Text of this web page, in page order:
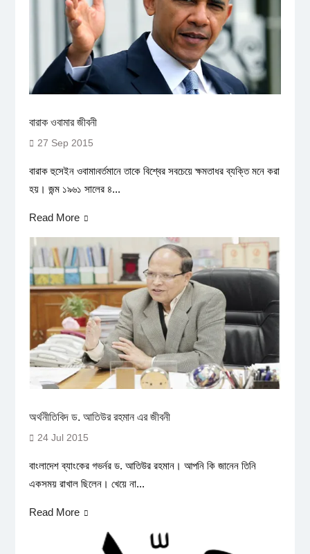
বারাক ওবামার জীবনী
27 Sep 2015
বারাক হুসেইন ওবামা৷বর্তমানে তাকে বিশ্বের সবচেয়ে ক্ষমতাধর ব্যক্তি মনে করা
হয়। জন্ম ১৯৬১ সালের ৪...
Read More
অর্থনীতিবিদ ড. আতিউর রহমান এর জীবনী
24 Jul 2015
বাংলাদেশ ব্যাংকের গভর্নর ড. আতিউর রহমান। আপনি কি জানেন তিনি
একসময় রাখাল ছিলেন। খেয়ে না...
Read More